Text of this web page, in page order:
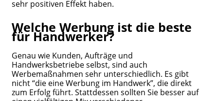
sehr positiven Effekt haben.
Welche Werbung ist die beste
für Handwerker?
Genau wie Kunden, Aufträge und
Handwerksbetriebe selbst, sind auch
Werbemaßnahmen sehr unterschiedlich. Es gibt
nicht “die eine Werbung im Handwerk”, die direkt
zum Erfolg führt. Stattdessen sollten Sie besser auf